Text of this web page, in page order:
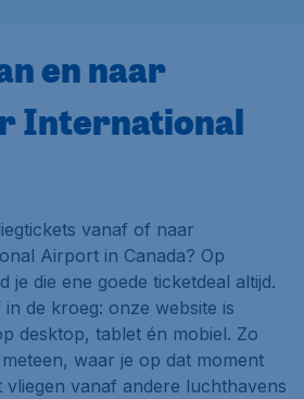
en naar
International
vanaf of naar
Airport in Canada? Op
je die ene goede ticketdeal altijd.
de kroeg: onze website is
desktop, tablet én mobiel. Zo
waar je op dat moment
vliegen vanaf andere luchthavens